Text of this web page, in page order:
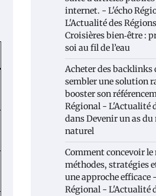
internet. - L'écho
L'Actualité des Régions
Croisières bien‑être :
soi au fil de l’eau
Acheter des backlinks
sembler une solution
booster son
Régional - L'Actualité
dansDevenir un as du
naturel
Comment concevoir
méthodes, stratégies
une approche efficace
Régional - L'Actualité